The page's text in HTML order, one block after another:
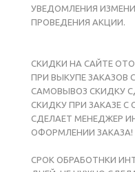
УВЕДОМЛЕНИЯ
ПРОВЕДЕНИЯ АКЦИИ.
СКИДКИ НА САЙТЕ
ПРИ ВЫКУПЕ ЗАКАЗОВ
САМОВЫВОЗ СКИДКУ
СКИДКУ ПРИ ЗАКАЗЕ С
СДЕЛАЕТ МЕНЕДЖЕР
ОФОРМЛЕНИИ ЗАКАЗА!
СРОК ОБРАБОТНКИ